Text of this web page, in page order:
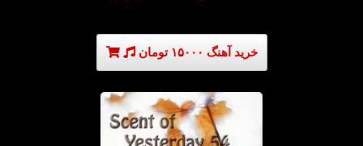
خرید آهنگ ۱۵۰۰۰ تومان